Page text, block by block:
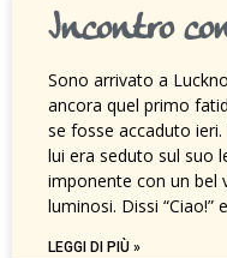
Incontro
Sono arrivato a
ancora quel primo
se fosse accaduto
lui era seduto sul suo
imponente con un bel
luminosi. Dissi
LEGGI DI PIÙ »